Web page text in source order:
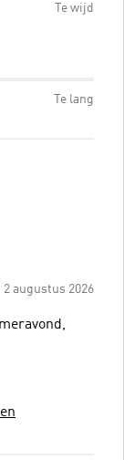
Te wijd
Te lang
2 augustus 2026